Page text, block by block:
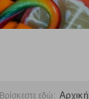
Βρίσκεστε εδώ: Αρχική